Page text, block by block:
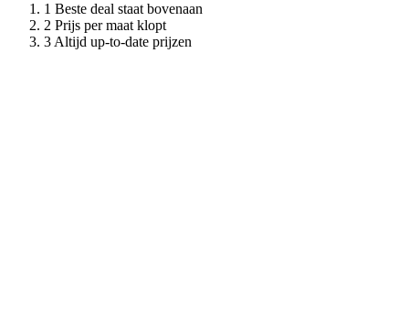
Beste deal staat bovenaan
Prijs per maat klopt
Altijd up-to-date prijzen